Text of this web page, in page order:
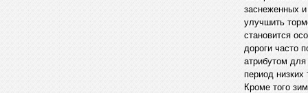
заснеженных
улучшить
становится
дороги часто
атрибутом
период
Кроме того